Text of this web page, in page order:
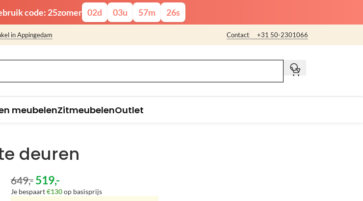
code: 25zomer 02d 03u 57m 25s
in Appingedam Contact +31 50-2301066
meubelenZitmeubelenOutlet
deuren
649,- 519,-
Je bespaart€130op basisprijs